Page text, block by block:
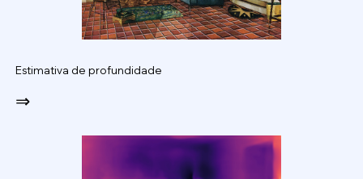
Estimativa de profundidade
⇒